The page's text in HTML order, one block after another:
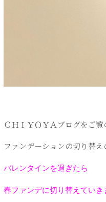
ＣＨＩＹＯＹＡブログをご
ファンデーションの切り替え
バレンタインを過ぎたら
春ファンデに切り替えていき